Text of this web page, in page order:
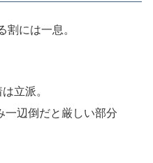
には一息。
立派。
一辺倒だと厳しい部分